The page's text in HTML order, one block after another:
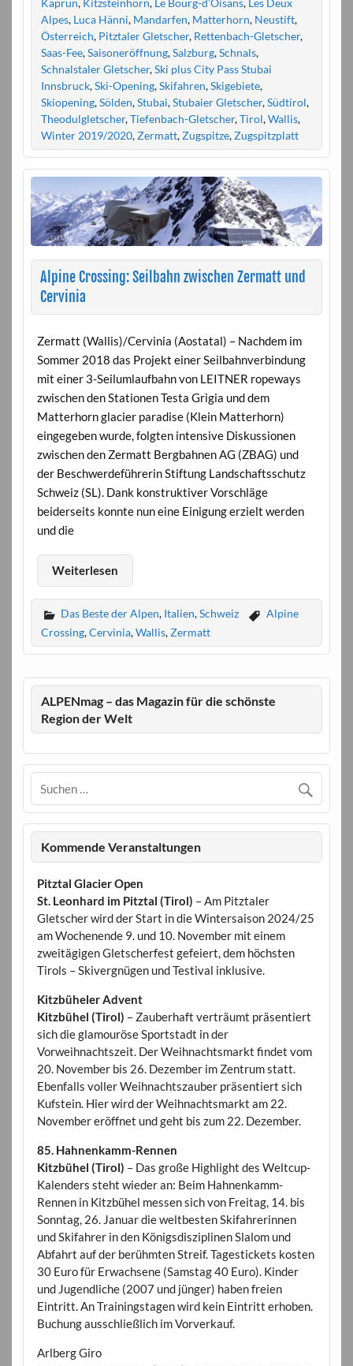
Alpes, Luca Hänni, Mandarfen, Matterhorn, Neustift,
Österreich, Pitztaler Gletscher, Rettenbach-Gletscher,
Saas-Fee,Saisoneröffnung,Salzburg,Schnals,
Schnalstaler Gletscher,Ski plus City Pass Stubai
Innsbruck,Ski-Opening,Skifahren,Skigebiete,
Skiopening,Sölden,Stubai,Stubaier Gletscher,Südtirol,
Theodulgletscher,Tiefenbach-Gletscher,Tirol,Wallis,
Winter 2019/2020,Zermatt,Zugspitze,Zugspitzplatt
Alpine Crossing: Seilbahn zwischen Zermatt und
Cervinia
Zermatt (Wallis)/Cervinia (Aostatal) – Nachdem im
Sommer 2018 das Projekt einer Seilbahnverbindung
mit einer 3-Seilumlaufbahn von LEITNER ropeways
zwischen den Stationen Testa Grigia und dem
Matterhorn glacier paradise (Klein Matterhorn)
eingegeben wurde, folgten intensive Diskussionen
zwischen den Zermatt Bergbahnen AG (ZBAG) und
der Beschwerdeführerin Stiftung Landschaftsschutz
Schweiz (SL). Dank konstruktiver Vorschläge
beiderseits konnte nun eine Einigung erzielt werden
und die
Weiterlesen
Das Beste der Alpen, Italien,Schweiz
Alpine
Crossing,Cervinia,Wallis,Zermatt
ALPENmag – das Magazin für die schönste
Region der Welt
Kommende Veranstaltungen
Pitztal Glacier Open
St. Leonhard im Pitztal (Tirol) – Am Pitztaler
Gletscher wird der Start in die Wintersaison 2024/25
am Wochenende 9. und 10. November mit einem
zweitägigen Gletscherfest gefeiert, dem höchsten
Tirols – Skivergnügen und Testival inklusive.
Kitzbüheler Advent
Kitzbühel (Tirol) – Zauberhaft verträumt präsentiert
sich die glamouröse Sportstadt in der
Vorweihnachtszeit. Der Weihnachtsmarkt findet vom
20. November bis 26. Dezember im Zentrum statt.
Ebenfalls voller Weihnachtszauber präsentiert sich
Kufstein. Hier wird der Weihnachtsmarkt am 22.
November eröffnet und geht bis zum 22. Dezember.
85. Hahnenkamm-Rennen
Kitzbühel (Tirol) – Das große Highlight des Weltcup-
Kalenders steht wieder an: Beim Hahnenkamm-
Rennen in Kitzbühel messen sich von Freitag, 14. bis
Sonntag, 26. Januar die weltbesten Skifahrerinnen
und Skifahrer in den Königsdisziplinen Slalom und
Abfahrt auf der berühmten Streif. Tagestickets kosten
30 Euro für Erwachsene (Samstag 40 Euro). Kinder
und Jugendliche (2007 und jünger) haben freien
Eintritt. An Trainingstagen wird kein Eintritt erhoben.
Buchung ausschließlich im Vorverkauf.
Arlberg Giro